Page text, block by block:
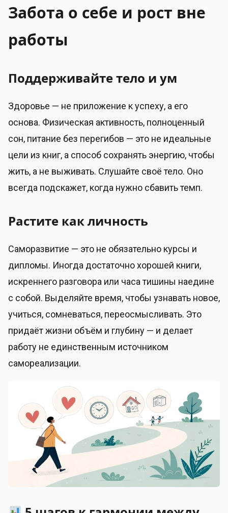
Забота о себе и рост вне
работы
Поддерживайте тело и ум
Здоровье — не приложение к успеху, а его
основа. Физическая активность, полноценный
сон, питание без перегибов — это не идеальные
цели из книг, а способ сохранять энергию, чтобы
жить, а не выживать. Слушайте своё тело. Оно
всегда подскажет, когда нужно сбавить темп.
Растите как личность
Саморазвитие — это не обязательно курсы и
дипломы. Иногда достаточно хорошей книги,
искреннего разговора или часа тишины наедине
с собой. Выделяйте время, чтобы узнавать новое,
учиться, сомневаться, переосмысливать. Это
придаёт жизни объём и глубину — и делает
работу не единственным источником
самореализации.